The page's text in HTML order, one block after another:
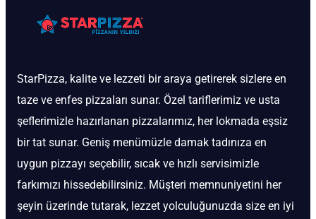
StarPizza, kalite ve lezzeti bir araya getirerek sizlere en
taze ve enfes pizzaları sunar. Özel tariflerimiz ve usta
şeflerimizle hazırlanan pizzalarımız, her lokmada eşsiz
bir tat sunar. Geniş menümüzle damak tadınıza en
uygun pizzayı seçebilir, sıcak ve hızlı servisimizle
farkımızı hissedebilirsiniz. Müşteri memnuniyetini her
şeyin üzerinde tutarak, lezzet yolculuğunuzda size en iyi